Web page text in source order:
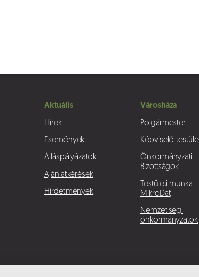
Aktuális
Hírek
Események
Álláspályázatok
Ajánlatkérések
Hirdetmények
Városháza
Polgármester
Képviselő-
Önkormányzati
Bizottságok
Testületi munka –
MikroDat
Nemzetiségi
önkormányzatok